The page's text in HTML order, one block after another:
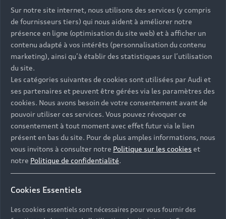
véhicules neufs :
- Jusqu'à 130 points de contrôle spécifiques à chaque
motorisation
- Garantie jusqu’à 24 mois et kilométrage illimité
- Assistance 24/7 en France et en Europe
Découvrez également toutes nos offres d’entretien
partir de 19€/mois
Les réponses à vos
questions
Découvrez les réponses à vos diverses questions
immédiatement disponibles avec Audi.
Sur notre site internet, nous utilisons des services (y compris
de fournisseurs tiers) qui nous aident à améliorer notre
présence en ligne (optimisation du site web) et à afficher un
contenu adapté à vos intérêts (personnalisation du contenu
marketing), ainsi qu’à établir des statistiques sur l’utilisation
du site.
Les catégories suivantes de cookies sont utilisées par Audi et
ses partenaires et peuvent être gérées via les paramètres des
cookies. Nous avons besoin de votre consentement avant de
pouvoir utiliser ces services. Vous pouvez révoquer ce
consentement à tout moment avec effet futur via le lien
présent en bas du site. Pour de plus amples informations, nous
vous invitons à consulter notre Politique sur les cookies et
notre Politique de confidentialité.
Cookies Essentiels
Les cookies essentiels sont nécessaires pour vous fournir des